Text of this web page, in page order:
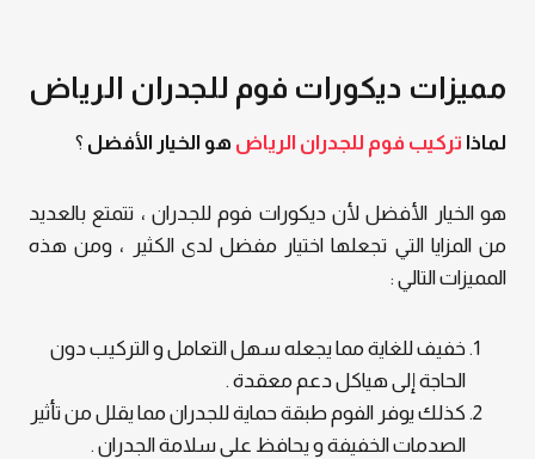
مميزات ديكورات فوم للجدران الرياض
لماذا تركيب فوم للجدران الرياض هو الخيار الأفضل ؟
هو الخيار الأفضل لأن ديكورات فوم للجدران ، تتمتع بالعديد
من المزايا التي تجعلها اختيار مفضل لدى الكثير ، ومن هذه
المميزات التالي :
خفيف للغاية مما يجعله سهل التعامل و التركيب دون
الحاجة إلى هياكل دعم معقدة .
كذلك يوفر الفوم طبقة حماية للجدران مما يقلل من تأثير
الصدمات الخفيفة و يحافظ على سلامة الجدران .